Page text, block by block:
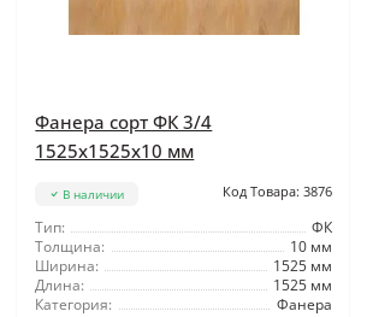
Фанера сорт ФК 3/4
1525x1525x10 мм
В наличии Код Товара: 3876
Тип:
ФК
Толщина:
10 мм
Ширина:
1525 мм
Длина:
1525 мм
Категория:
Фанера